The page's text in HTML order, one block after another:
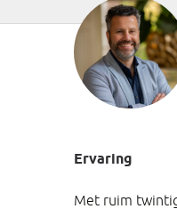
Ervaring
Met ruim